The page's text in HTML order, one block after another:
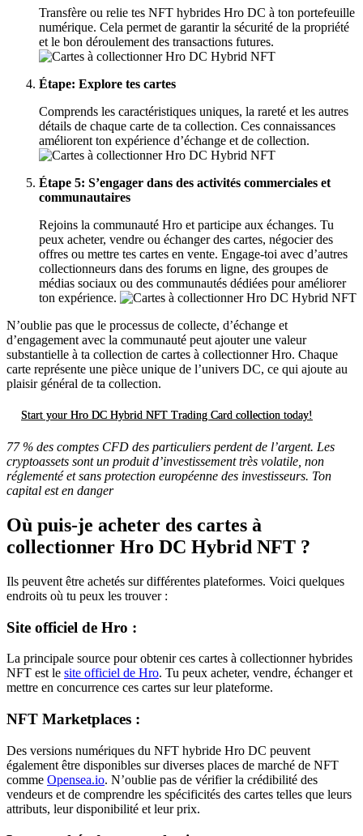
Transfère ou relie tes NFT hybrides Hro DC à ton portefeuille
numérique. Cela permet de garantir la sécurité de la propriété
et le bon déroulement des transactions futures.
Étape: Explore tes cartes
Comprends les caractéristiques uniques, la rareté et les autres
détails de chaque carte de ta collection. Ces connaissances
améliorent ton expérience d’échange et de collection.
Étape 5: S’engager dans des activités commerciales et
communautaires
Rejoins la communauté Hro et participe aux échanges. Tu
peux acheter, vendre ou échanger des cartes, négocier des
offres ou mettre tes cartes en vente. Engage-toi avec d’autres
collectionneurs dans des forums en ligne, des groupes de
médias sociaux ou des communautés dédiées pour améliorer
ton expérience.
N’oublie pas que le processus de collecte, d’échange et
d’engagement avec la communauté peut ajouter une valeur
substantielle à ta collection de cartes à collectionner Hro. Chaque
carte représente une pièce unique de l’univers DC, ce qui ajoute au
plaisir général de ta collection.
Start your Hro DC Hybrid NFT Trading Card collection today!
77 % des comptes CFD des particuliers perdent de l’argent. Les
cryptoassets sont un produit d’investissement très volatile, non
réglementé et sans protection européenne des investisseurs. Ton
capital est en danger
Où puis-je acheter des cartes à
collectionner Hro DC Hybrid NFT ?
Ils peuvent être achetés sur différentes plateformes. Voici quelques
endroits où tu peux les trouver :
Site officiel de Hro :
La principale source pour obtenir ces cartes à collectionner hybrides
NFT est le site officiel de Hro. Tu peux acheter, vendre, échanger et
mettre en concurrence ces cartes sur leur plateforme.
NFT Marketplaces :
Des versions numériques du NFT hybride Hro DC peuvent
également être disponibles sur diverses places de marché de NFT
comme Opensea.io. N’oublie pas de vérifier la crédibilité des
vendeurs et de comprendre les spécificités des cartes telles que leurs
attributs, leur disponibilité et leur prix.